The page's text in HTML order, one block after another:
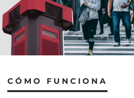
CÓMO FUNCIONA